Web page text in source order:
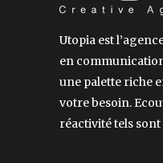
Utopia est
en
une palette riche
votre besoin.
réactivité tels